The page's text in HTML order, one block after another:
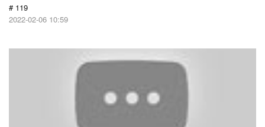
# 119
2022-02-06 10:59